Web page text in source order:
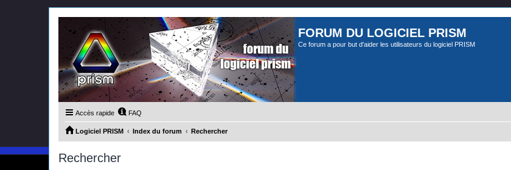
FORUM DU LOGICIEL PRISM
Ce forum a pour but d'aider les utilisateurs du logiciel PRISM
Accès rapide FAQ
Logiciel PRISM Index du forum Rechercher
Rechercher